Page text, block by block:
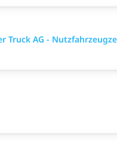
AG -